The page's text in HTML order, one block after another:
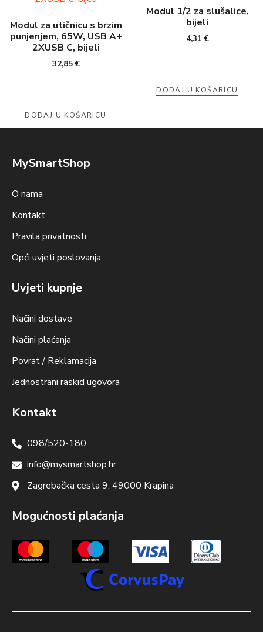
Modul za utičnicu s brzim
punjenjem, 65W, USB A+
2XUSB C, bijeli
32,85€
DODAJ U KOŠARICU
Modul 1/2 za slušalice,
bijeli
4,31€
DODAJ U KOŠARICU
MySmartShop
O nama
Kontakt
Pravila privatnosti
Opći uvjeti poslovanja
Uvjeti kupnje
Načini dostave
Načini plaćanja
Povrat / Reklamacija
Jednostrani raskid ugovora
Kontakt
098/520-180
info@mysmartshop.hr
Zagrebačka cesta 9, 49000 Krapina
Mogućnosti plaćanja